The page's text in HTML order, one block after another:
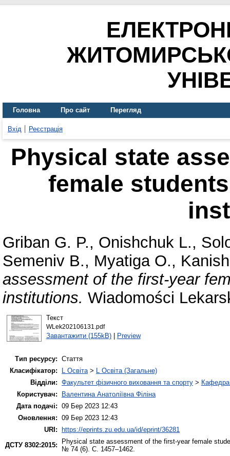
Головна Про сайт Перегляд
Вхід Реєстрація
Physical state
female
Griban G. P., Onishchuk L.,
Semeniv B., Myatiga O.,
assessment of the first-year
institutions. Wiadomości
Текст
WLek202106131.pdf
Завантажити (155kB)| Preview
Тип ресурсу: Стаття
Класифікатор:
L Освіта> L Освіта (Загальне)
Відділи: Факультет фізичного виховання та спорту > Кафедра
Користувач:
Валентина Анатоліївна Філіна
Дата подачі: 09 Бер 2023 12:43
Оновлення: 09 Бер 2023 12:43
URI:
https://eprints.zu.edu.ua/id/eprint/36281
ДСТУ 8302:2015:
Physical state assessment of the first-year female
№ 74 (6). С. 1457–1462.